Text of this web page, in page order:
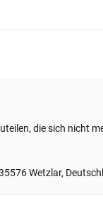
die sich nicht
Wetzlar,